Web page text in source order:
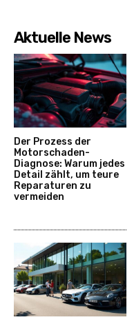
Aktuelle News
Der Prozess der
Motorschaden-
Diagnose: Warum jedes
Detail zählt, um teure
Reparaturen zu
vermeiden